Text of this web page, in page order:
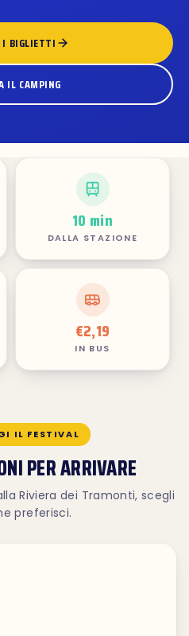
I BIGLIETTI
IL CAMPING
10 min
DALLA STAZIONE
€2,19
IN BUS
IL FESTIVAL
PER ARRIVARE
Riviera dei Tramonti, scegli
preferisci.